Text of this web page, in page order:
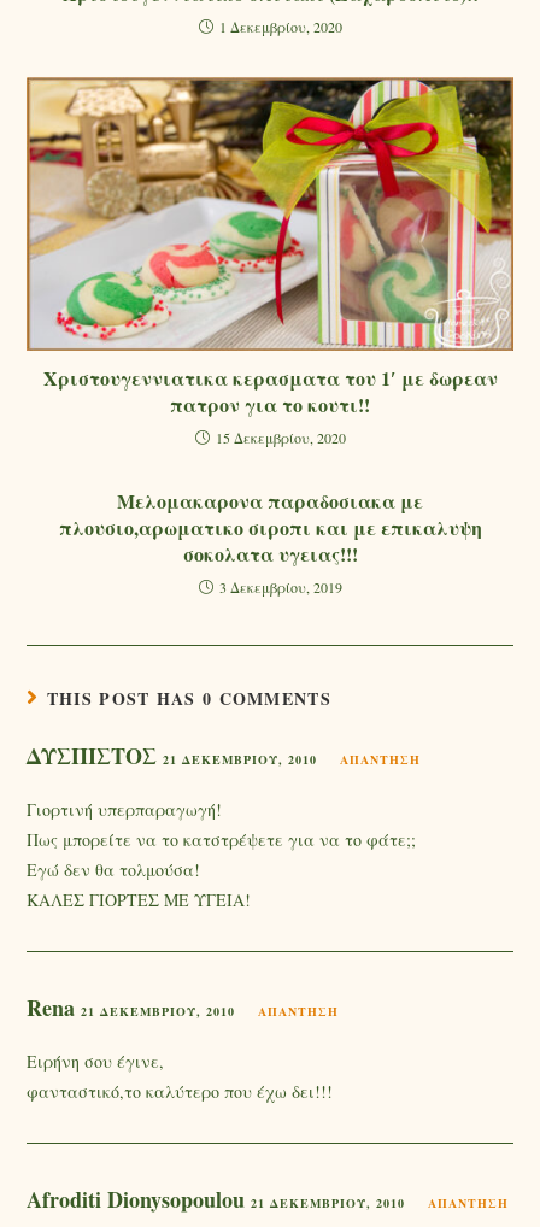
1 Δεκεμβρίου, 2020
Χριστουγεννιατικα κερασματα του 1′ με δωρεαν
πατρον για το κουτι!!
15 Δεκεμβρίου, 2020
Μελομακαρονα παραδοσιακα με
πλουσιο,αρωματικο σιροπι και με επικαλυψη
σοκολατα υγειας!!!
3 Δεκεμβρίου, 2019
THIS POST HAS 0 COMMENTS
ΔΥΣΠΙΣΤΟΣ 21 ΔΕΚΕΜΒΡΊΟΥ, 2010 ΑΠΆΝΤΗΣΗ
Γιορτινή υπερπαραγωγή!
Πως μπορείτε να το κατστρέψετε για να το φάτε;;
Εγώ δεν θα τολμούσα!
ΚΑΛΕΣ ΓΙΟΡΤΕΣ ΜΕ ΥΓΕΙΑ!
Rena 21 ΔΕΚΕΜΒΡΊΟΥ, 2010 ΑΠΆΝΤΗΣΗ
Ειρήνη σου έγινε,
φανταστικό,το καλύτερο που έχω δει!!!
Afroditi Dionysopoulou 21 ΔΕΚΕΜΒΡΊΟΥ, 2010 ΑΠΆΝΤΗΣΗ